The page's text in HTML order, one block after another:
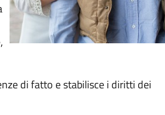
di fatto e stabilisce i diritti dei